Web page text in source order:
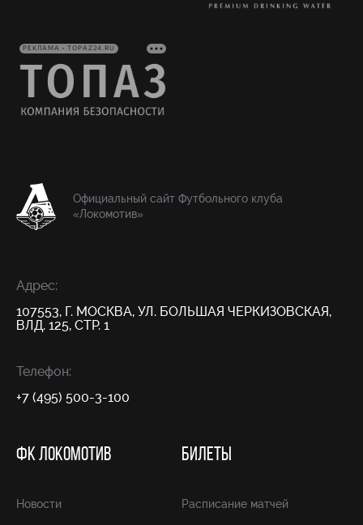
РЕКЛАМА • TOPAZ24.RU
Официальный сайт Футбольного клуба
«Локомотив»
Адрес:
107553, Г. МОСКВА, УЛ. БОЛЬШАЯ ЧЕРКИЗОВСКАЯ,
ВЛД. 125, СТР. 1
Телефон:
+7 (495) 500-3-100
ФК ЛОКОМОТИВ
Новости
БИЛЕТЫ
Расписание матчей